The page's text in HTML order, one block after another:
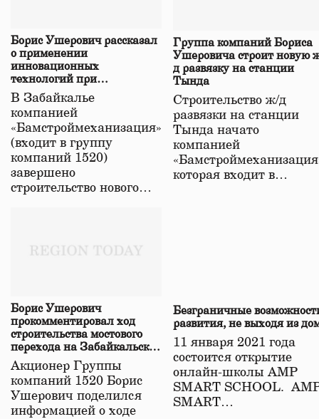
Борис Ушерович рассказал
о применении
инновационных
технологий при
строительстве нового моста
в Забайкалье
В Забайкалье
компанией
«Бамстроймеханизация»
(входит в группу
компаний 1520)
завершено
строительство нового…
Группа компаний Бориса
Ушеровича строит новую
д развязку на станции
Тында
Строительство ж/д
развязки на станции
Тында начато
компанией
которая входит в…
Борис Ушерович
прокомментировал ход
строительства мостового
перехода на Забайкальской
железной дороге
Акционер Группы
компаний 1520 Борис
Ушерович поделился
информацией о ходе
Безграничные
развития, не выходя из
11 января 2021 года
состоится открытие
онлайн-школы АМР
SMART SCHOOL.
SMART…